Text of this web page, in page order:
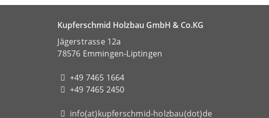
Kupferschmid Holzbau GmbH & Co.KG
Jägerstrasse 12a
78576 Emmingen-Liptingen
+49 7465 1664
+49 7465 2450
info(at)kupferschmid-holzbau(dot)de